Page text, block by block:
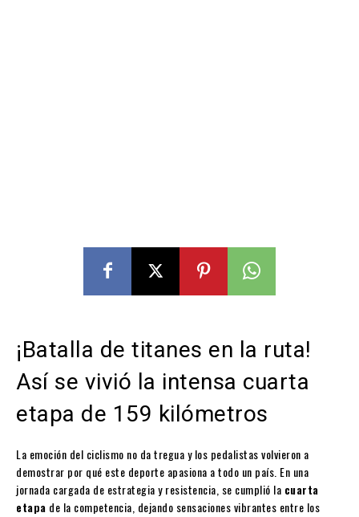
¡Batalla de titanes en la ruta!
Así se vivió la intensa cuarta
etapa de 159 kilómetros
La emoción del ciclismo no da tregua y los pedalistas volvieron a
demostrar por qué este deporte apasiona a todo un país. En una
jornada cargada de estrategia y resistencia, se cumplió la cuarta
etapa de la competencia, dejando sensaciones vibrantes entre los